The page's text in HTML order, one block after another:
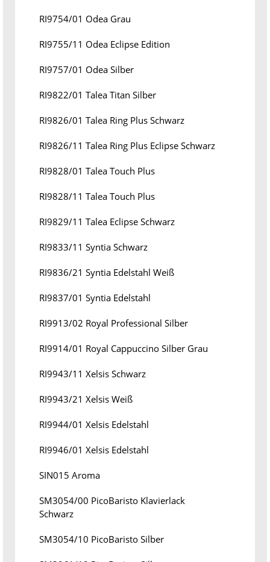
RI9754/01 Odea Grau
RI9755/11 Odea Eclipse Edition
RI9757/01 Odea Silber
RI9822/01 Talea Titan Silber
RI9826/01 Talea Ring Plus Schwarz
RI9826/11 Talea Ring Plus Eclipse Schwarz
RI9828/01 Talea Touch Plus
RI9828/11 Talea Touch Plus
RI9829/11 Talea Eclipse Schwarz
RI9833/11 Syntia Schwarz
RI9836/21 Syntia Edelstahl Weiß
RI9837/01 Syntia Edelstahl
RI9913/02 Royal Professional Silber
RI9914/01 Royal Cappuccino Silber Grau
RI9943/11 Xelsis Schwarz
RI9943/21 Xelsis Weiß
RI9944/01 Xelsis Edelstahl
RI9946/01 Xelsis Edelstahl
SIN015 Aroma
SM3054/00 PicoBaristo Klavierlack
Schwarz
SM3054/10 PicoBaristo Silber